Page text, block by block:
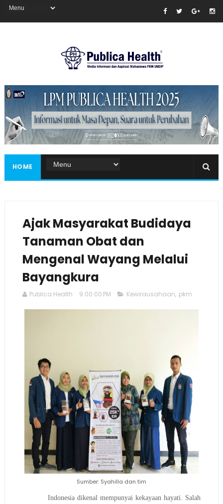
Masukkan iklan disini!
HOME
Ajak Masyarakat Budidaya
Tanaman Obat dan
Mengenal Wayang Melalui
Bayangkura
Publica Health 9:00:00 PM Kewirausahaan, pkm
Sumber: Syahilla dan tim
Indonesia dikenal mempunyai kekayaan hayati. Salah